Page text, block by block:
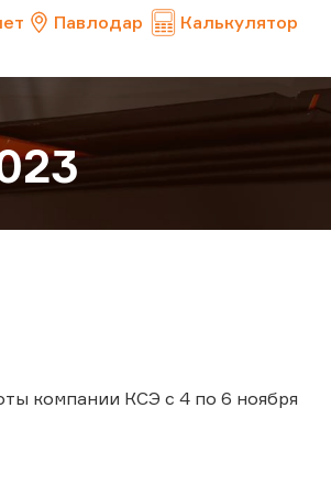
Павлодар Калькулятор
компании КСЭ с 4 по 6 ноября